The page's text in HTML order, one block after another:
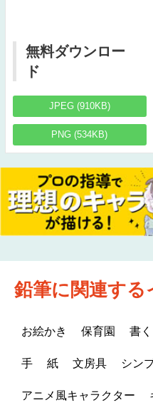
無料ダウンロー
ド
JPEG (910KB)
PNG (534KB)
鉛筆に関連する
お絵かき 保育園 書く
手 紙 文房具 シン
アニメ風キャラクター